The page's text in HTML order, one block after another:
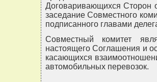
Договаривающихся Сторон
заседание Совместного
подписанного главами
Совместный комитет
настоящего Соглашения и
касающихся
автомобильных перевозок.